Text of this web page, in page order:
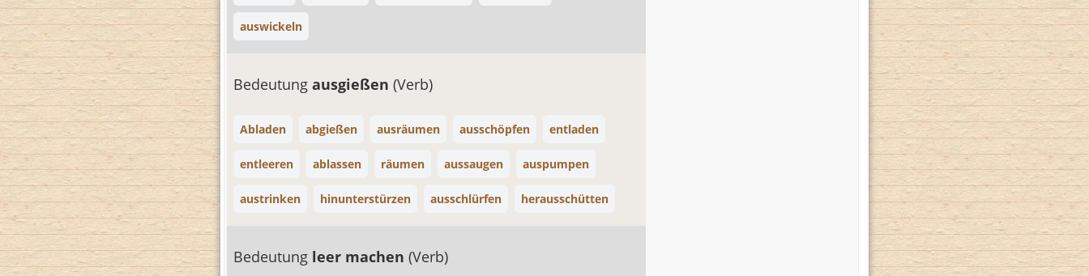
auswickeln
Bedeutung ausgießen (Verb)
Abladen abgießen ausräumen ausschöpfen entladen
entleeren ablassen räumen aussaugen auspumpen
austrinken hinunterstürzen ausschlürfen herausschütten
Bedeutung leer machen (Verb)